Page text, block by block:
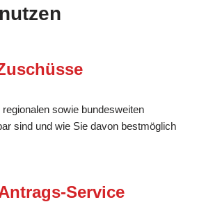
sowie bundesweiten
sind und wie Sie davon bestmöglich
Service